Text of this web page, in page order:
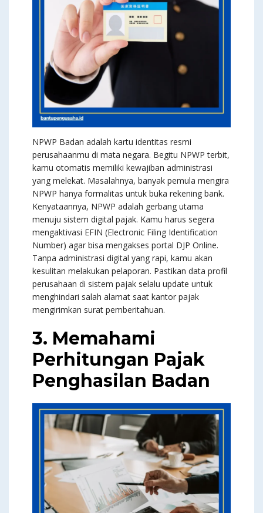
NPWP Badan adalah kartu identitas resmi
perusahaanmu di mata negara. Begitu NPWP terbit,
kamu otomatis memiliki kewajiban administrasi
yang melekat. Masalahnya, banyak pemula mengira
NPWP hanya formalitas untuk buka rekening bank.
Kenyataannya, NPWP adalah gerbang utama
menuju sistem digital pajak. Kamu harus segera
mengaktivasi EFIN (Electronic Filing Identification
Number) agar bisa mengakses portal DJP Online.
Tanpa administrasi digital yang rapi, kamu akan
kesulitan melakukan pelaporan. Pastikan data profil
perusahaan di sistem pajak selalu update untuk
menghindari salah alamat saat kantor pajak
mengirimkan surat pemberitahuan.
3. Memahami
Perhitungan Pajak
Penghasilan Badan